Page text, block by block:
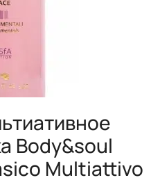
Body&soul
Multiattivo